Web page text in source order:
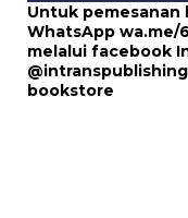
Untuk pemesanan
WhatsApp wa.me/
melalui facebook
bookstore